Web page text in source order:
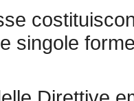
singole